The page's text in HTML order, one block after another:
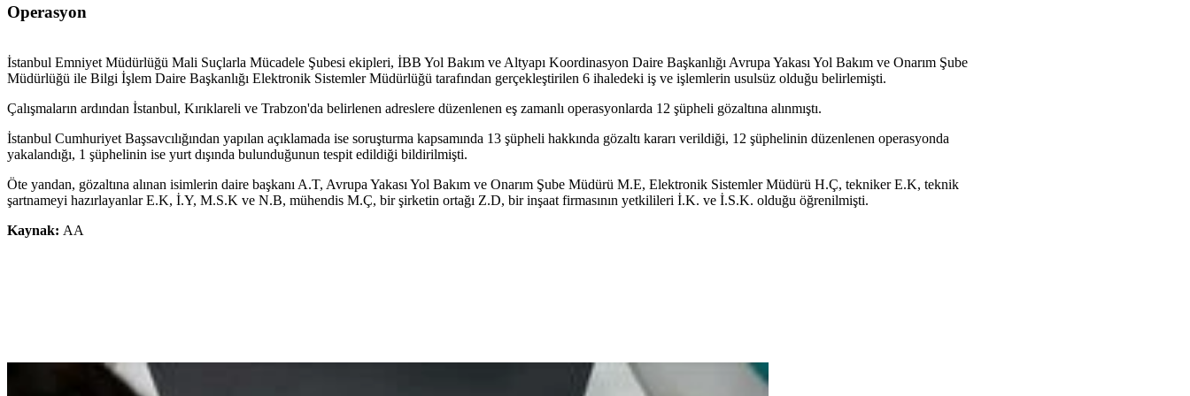
Operasyon
İstanbul Emniyet Müdürlüğü Mali Suçlarla Mücadele Şubesi ekipleri, İBB Yol Bakım ve Altyapı Koordinasyon Daire Başkanlığı Avrupa Yakası Yol Bakım ve Onarım Şube
Müdürlüğü ile Bilgi İşlem Daire Başkanlığı Elektronik Sistemler Müdürlüğü tarafından gerçekleştirilen 6 ihaledeki iş ve işlemlerin usulsüz olduğu belirlemişti.
Çalışmaların ardından İstanbul, Kırıklareli ve Trabzon'da belirlenen adreslere düzenlenen eş zamanlı operasyonlarda 12 şüpheli gözaltına alınmıştı.
İstanbul Cumhuriyet Başsavcılığından yapılan açıklamada ise soruşturma kapsamında 13 şüpheli hakkında gözaltı kararı verildiği, 12 şüphelinin düzenlenen operasyonda
yakalandığı, 1 şüphelinin ise yurt dışında bulunduğunun tespit edildiği bildirilmişti.
Öte yandan, gözaltına alınan isimlerin daire başkanı A.T, Avrupa Yakası Yol Bakım ve Onarım Şube Müdürü M.E, Elektronik Sistemler Müdürü H.Ç, tekniker E.K, teknik
şartnameyi hazırlayanlar E.K, İ.Y, M.S.K ve N.B, mühendis M.Ç, bir şirketin ortağı Z.D, bir inşaat firmasının yetkilileri İ.K. ve İ.S.K. olduğu öğrenilmişti.
Kaynak: AA